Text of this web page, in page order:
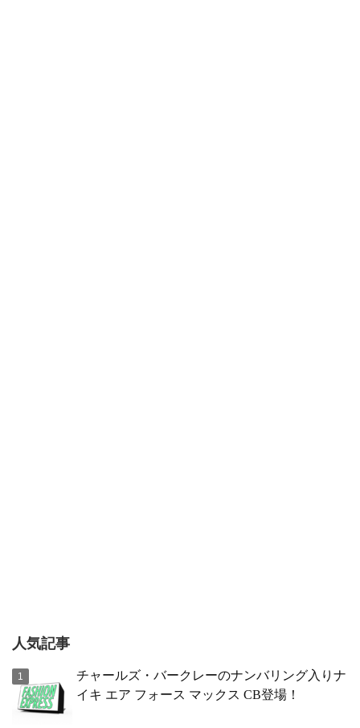
人気記事
チャールズ・バークレーのナンバリング入りナ
イキ エア フォース マックス CB登場！